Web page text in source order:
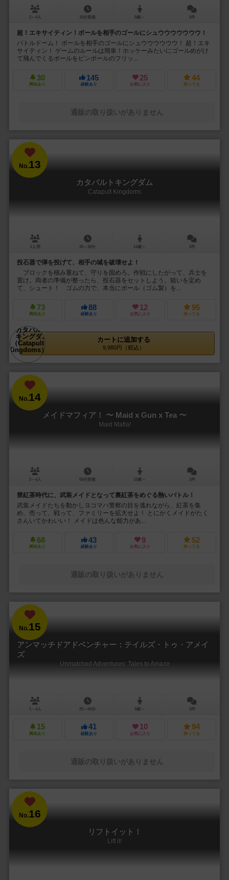
2～4人 10分前後 8歳～ 5件
超！エキサイティン！ボールを相手のゴールにシュウウウウウウウ！
バトルドーム！ ボールを相手のゴールにシュウウウウウウ！ 超！エキ
サイティン！ ゲームのルールは簡単！ホッケーみたいにゴールめがけ
て飛んでくるボールをピンボールのフリッ...
30
興味あり
145
経験あり
25
お気に入り
44
持ってる
通販の取り扱いがありません
No.13
カタパルトキングダム
Catapult Kingdoms
2人用 20～30分 14歳～ 2件
投石器で弾を投げて、相手の城を破壊せよ！
ブロックを積み重ねて、守りを固めろ。作戦にしたがって、兵士を
置け。両者の準備が整ったら、投石器をセットしよう。狙いを定め
て、シュート！ ゴムの力で、本当にボール（ゴム製）を...
73
興味あり
88
経験あり
12
お気に入り
95
持ってる
カートに追加する
9,980円（税込）
No.14
メイドマフィア！ 〜 Maid x Gun x Tea 〜
Maid Mafia!
2～4人 60分前後 10歳～ 2件
禁紅茶時代に、武装メイドとなって裏紅茶をめぐる熱いバトル！
武装メイドたちを動かしヨコマハ警察の目を逃れながら、紅茶を集
め、売って、戦って、ファミリーを拡大せよ！ とにかくメイドがたく
さんいてかわいい！ メイドは色んな能力があ...
68
興味あり
43
経験あり
9
お気に入り
52
持ってる
通販の取り扱いがありません
No.15
アンマッチドアドベンチャー：テイルズ・トゥ・アメイ
ズ
Unmatched Adventures: Tales to Amaze
1～4人 20～60分 9歳～ 2件
15
興味あり
41
経験あり
10
お気に入り
94
持ってる
通販の取り扱いがありません
No.16
リフトイット！
Lift it!